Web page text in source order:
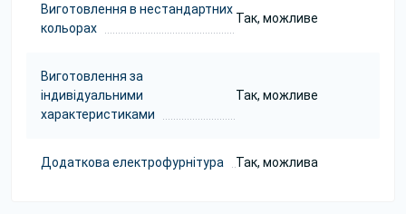
Виготовлення в нестандартних
кольорах
Так, можливе
Виготовлення за
індивідуальними
характеристиками
Так, можливе
Додаткова електрофурнітура Так, можлива